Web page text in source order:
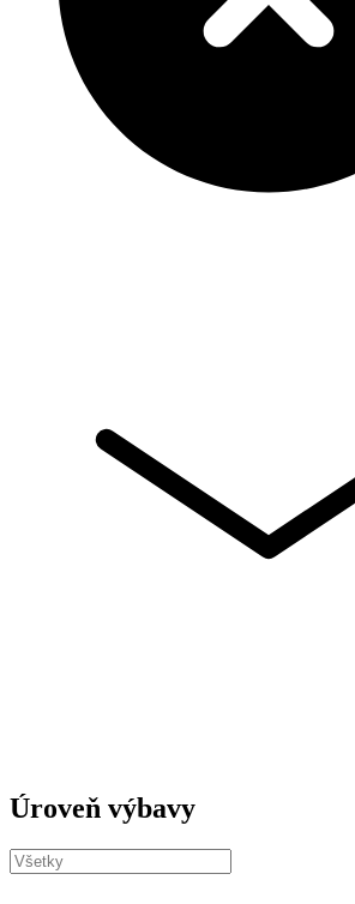
Úroveň výbavy